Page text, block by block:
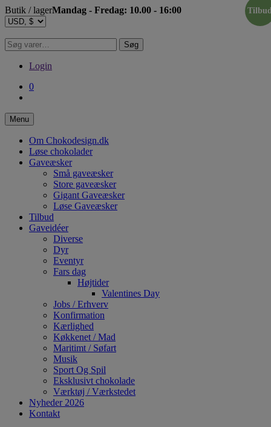
Hop
til
Butik / lagerMandag - Fredag: 10.00 - 16:00
Søg
efter:
Søg
Login
0
Menu
Om Chokodesign.dk
Løse chokolader
Gaveæsker
Små gaveæsker
Store gaveæsker
Gigant Gaveæsker
Løse Gaveæsker
Tilbud
Gaveidéer
Diverse
Dyr
Eventyr
Fars dag
Højtider
Valentines Day
Jobs / Erhverv
Konfirmation
Kærlighed
Køkkenet / Mad
Maritimt / Søfart
Musik
Sport Og Spil
Eksklusivt chokolade
Værktøj / Værkstedet
Nyheder 2026
Kontakt